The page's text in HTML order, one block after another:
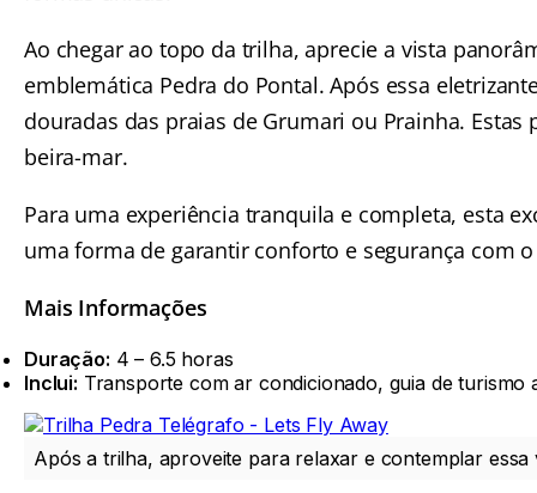
Ao chegar ao topo da trilha, aprecie a vista
emblemática Pedra do Pontal. Após essa
douradas das praias de Grumari ou Prainha.
beira-mar.
Para uma experiência tranquila e completa, esta
uma forma de garantir conforto e segurança com
Mais Informações
Duração: 4 – 6.5 horas
Inclui: Transporte com ar condicionado, guia de turismo
Após a trilha, aproveite para relaxar e contemplar essa